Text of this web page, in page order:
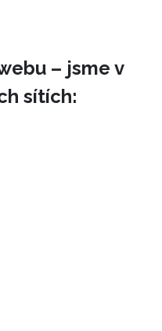
– jsme v
sítích: